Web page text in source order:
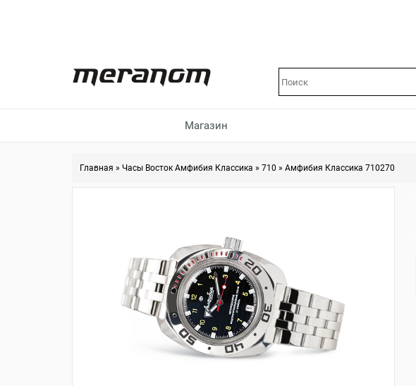
Магазин
Главная » Часы Восток Амфибия Классика » 710 » Амфибия Классика 710270